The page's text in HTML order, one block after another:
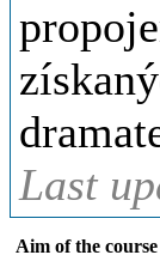
Last
Aim of the course